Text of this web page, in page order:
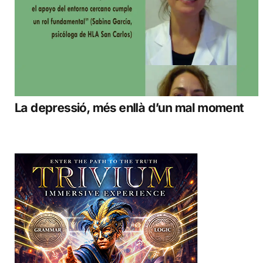
La depressió, més enllà d’un mal moment